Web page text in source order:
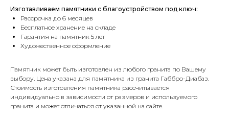
Изготавливаем памятники с благоустройством под ключ:
Рассрочка до 6 месяцев
Бесплатное хранение на складе
Гарантия на памятник 5 лет
Художественное оформление
Памятник может быть изготовлен из любого гранита по Вашему
выбору. Цена указана для памятника из гранита Габбро-Диабаз.
Стоимость изготовления памятника рассчитывается
индивидуально в зависимости от размеров и используемого
гранита и может отличаться от указанной на сайте.